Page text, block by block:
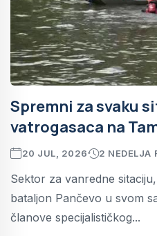
Spremni za svaku
vatrogasaca na
20 JUL, 2026 2 NEDELJA
Sektor za vanredne
bataljon Pančevo u svom
članove specijalističkog...